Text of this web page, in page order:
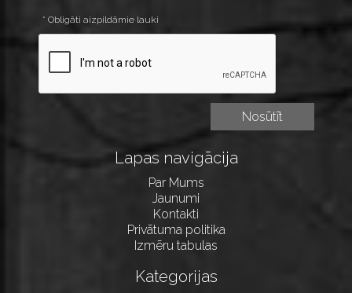
* Obligāti aizpildāmie lauki
Lapas navigācija
Par Mums
Jaunumi
Kontakti
Privātuma politika
Izmēru tabulas
Kategorijas